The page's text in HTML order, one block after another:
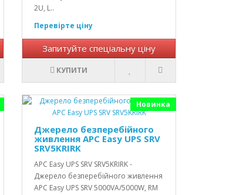
2U, L..
Перевірте ціну
Запитуйте спеціальну ціну
КУПИТИ
Новинка
Джерело безперебійного
живлення APC Easy UPS SRV
SRV5KRIRK
APC Easy UPS SRV SRV5KRIRK -
Джерело безперебійного живлення
APC Easy UPS SRV 5000VA/5000W, RM